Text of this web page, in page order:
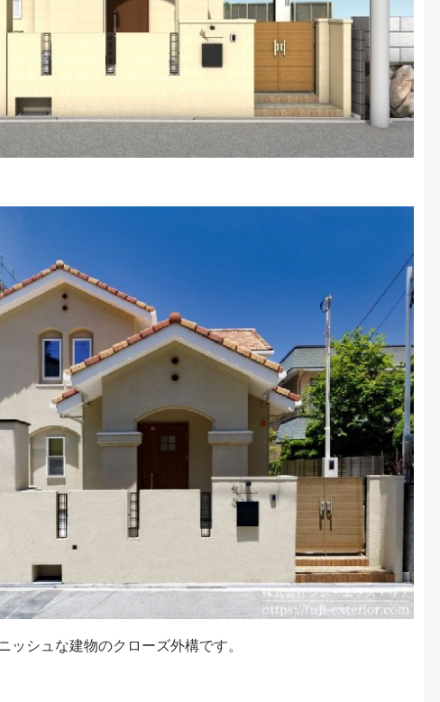
ッシュな建物のクローズ外構です。